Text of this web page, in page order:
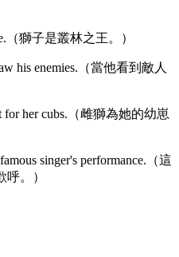
（獅子是叢林之王。）
his enemies.（當他看到敵人
for her cubs.（雌獅為她的幼崽
singer's performance.（這
。）